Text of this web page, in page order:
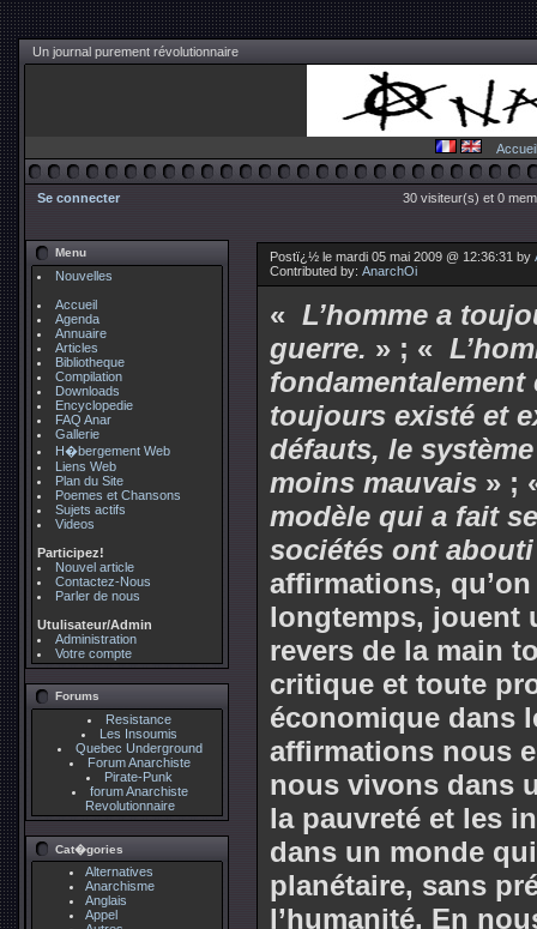
Un journal purement révolutionnaire
Accueil
Se connecter 30 visiteur(s) et 0
Menu
Nouvelles
Accueil
Agenda
Annuaire
Articles
Bibliotheque
Compilation
Downloads
Encyclopedie
FAQ Anar
Gallerie
H�bergement Web
Liens Web
Plan du Site
Poemes et Chansons
Sujets actifs
Videos
Participez!
Nouvel article
Contactez-Nous
Parler de nous
Utulisateur/Admin
Administration
Votre compte
Forums
Resistance
Les Insoumis
Quebec Underground
Forum Anarchiste
Pirate-Punk
forum Anarchiste
Revolutionnaire
Cat�gories
Alternatives
Anarchisme
Anglais
Appel
Postï¿½ le mardi 05 mai 2009 @ 12:36:31 by
Contributed by: AnarchOi
« L’homme a
guerre. » ; «
fondamentalement
toujours existé et
défauts, le
moins mauvais » ;
modèle qui a fait
sociétés ont
affirmations,
longtemps, jouent
revers de la main
critique et toute
économique dans
affirmations nous
nous vivons dans
la pauvreté et les
dans un monde
planétaire, sans
l’humanité. En